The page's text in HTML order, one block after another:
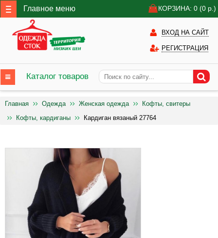
Главное меню КОРЗИНА: 0 (0 р.)
ВХОД НА САЙТ
РЕГИСТРАЦИЯ
Каталог товаров
Главная Одежда Женская одежда
Кофты, свитеры
Кофты, кардиганы
Кардиган вязаный 27764